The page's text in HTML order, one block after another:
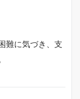
難に気づき、支